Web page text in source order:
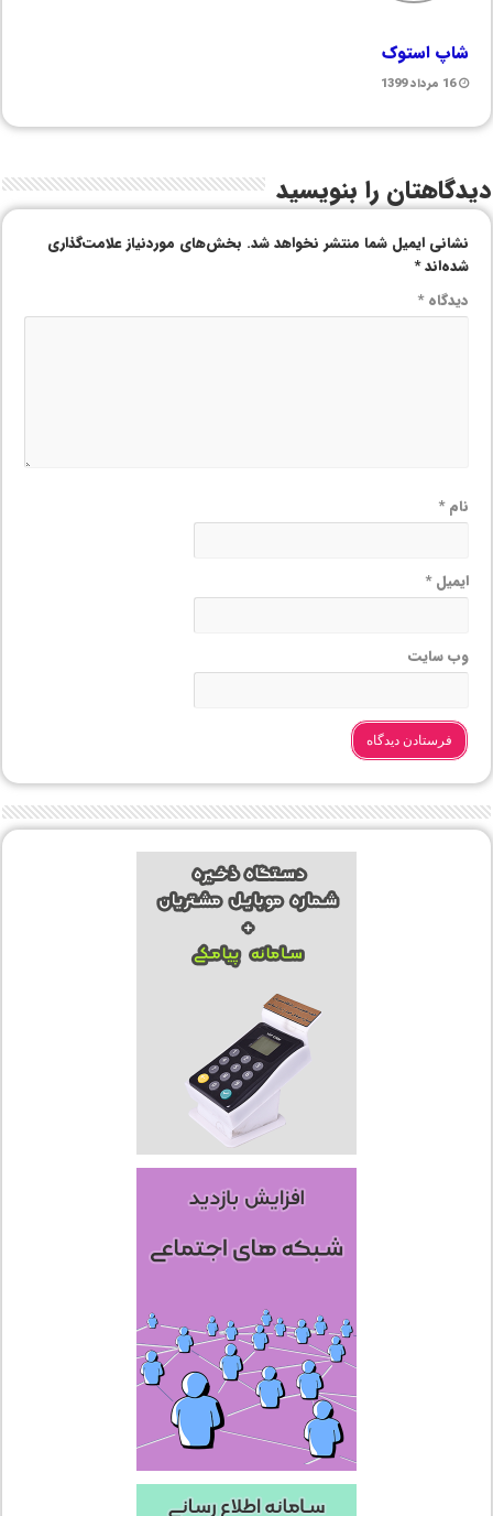
شاپ استوک
16 مرداد 1399
دیدگاهتان را بنویسید
نشانی ایمیل شما منتشر نخواهد شد. بخش‌های موردنیاز علامت‌گذاری
شده‌اند*
دیدگاه*
نام*
ایمیل*
وب‌ سایت